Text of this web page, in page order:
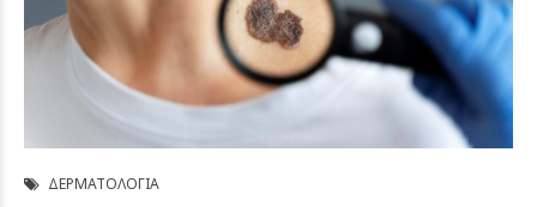
ΔΕΡΜΑΤΟΛΟΓΊΑ